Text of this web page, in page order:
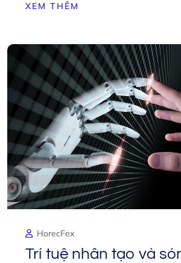
XEM THÊM
HorecFex
Trí tuệ nhân tạo và